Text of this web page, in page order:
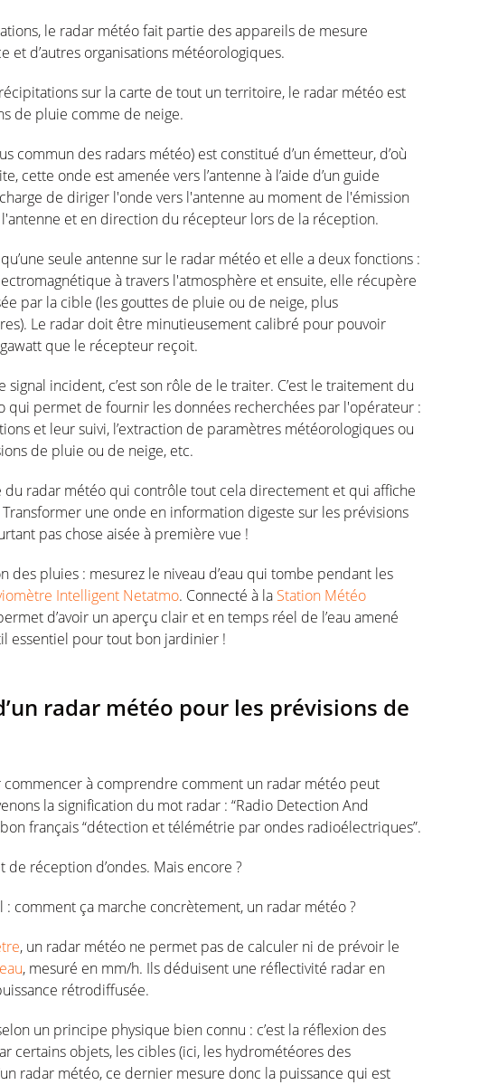
le radar météo fait partie des appareils de mesure
et d’autres organisations météorologiques.
sur la carte de tout un territoire, le radar météo est
de pluie comme de neige.
commun des radars météo) est constitué d’un émetteur, d’où
cette onde est amenée vers l’antenne à l’aide d’un guide
de diriger l'onde vers l'antenne au moment de l'émission
et en direction du récepteur lors de la réception.
qu’une seule antenne sur le radar météo et elle a deux fonctions :
à travers l'atmosphère et ensuite, elle récupère
par la cible (les gouttes de pluie ou de neige, plus
Le radar doit être minutieusement calibré pour pouvoir
que le récepteur reçoit.
incident, c’est son rôle de le traiter. C’est le traitement du
qui permet de fournir les données recherchées par l'opérateur :
et leur suivi, l’extraction de paramètres météorologiques ou
de pluie ou de neige, etc.
du radar météo qui contrôle tout cela directement et qui affiche
une onde en information digeste sur les prévisions
pas chose aisée à première vue !
des pluies : mesurez le niveau d’eau qui tombe pendant les
Intelligent Netatmo. Connecté à la Station Météo
d’avoir un aperçu clair et en temps réel de l’eau amené
essentiel pour tout bon jardinier !
radar météo pour les prévisions de
commencer à comprendre comment un radar météo peut
la signification du mot radar : “Radio Detection And
français “détection et télémétrie par ondes radioélectriques”.
de réception d’ondes. Mais encore ?
: comment ça marche concrètement, un radar météo ?
, un radar météo ne permet pas de calculer ni de prévoir le
, mesuré en mm/h. Ils déduisent une réflectivité radar en
rétrodiffusée.
un principe physique bien connu : c’est la réflexion des
certains objets, les cibles (ici, les hydrométéores des
radar météo, ce dernier mesure donc la puissance qui est